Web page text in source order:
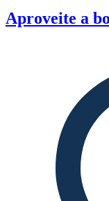
Aproveite a